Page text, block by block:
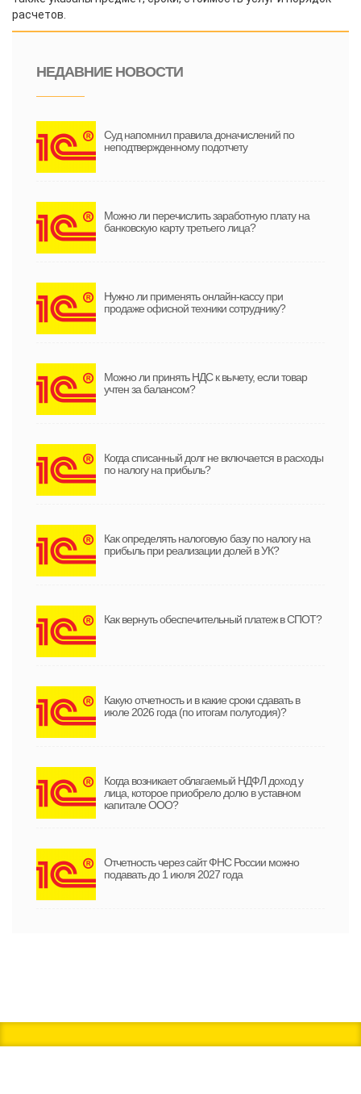
расчетов.
НЕДАВНИЕ НОВОСТИ
Суд напомнил правила доначислений по
неподтвержденному подотчету
Можно ли перечислить заработную плату на
банковскую карту третьего лица?
Нужно ли применять онлайн-кассу при
продаже офисной техники сотруднику?
Можно ли принять НДС к вычету, если товар
учтен за балансом?
Когда списанный долг не включается в расходы
по налогу на прибыль?
Как определять налоговую базу по налогу на
прибыль при реализации долей в УК?
Как вернуть обеспечительный платеж в СПОТ?
Какую отчетность и в какие сроки сдавать в
июле 2026 года (по итогам полугодия)?
Когда возникает облагаемый НДФЛ доход у
лица, которое приобрело долю в уставном
капитале ООО?
Отчетность через сайт ФНС России можно
подавать до 1 июля 2027 года